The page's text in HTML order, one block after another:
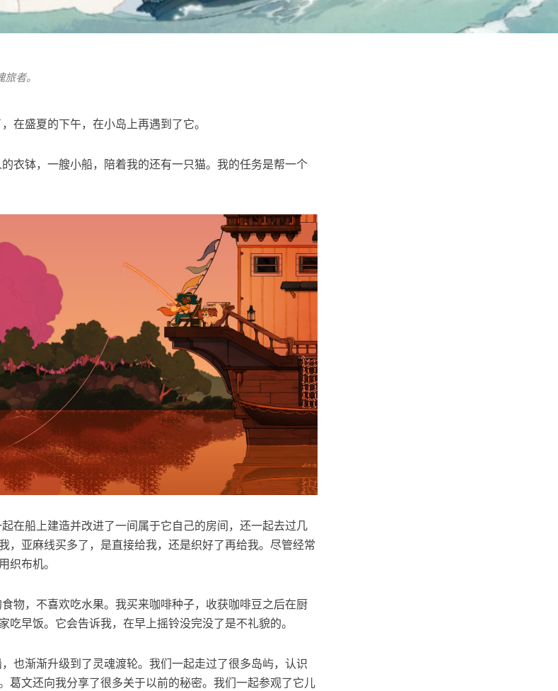
者。
在盛夏的下午，在小岛上再遇到了它。
衣钵，一艘小船，陪着我的还有一只猫。我的任务是帮一个
在船上建造并改进了一间属于它自己的房间，还一起去过几
，亚麻线买多了，是直接给我，还是织好了再给我。尽管经常
织布机。
物，不喜欢吃水果。我买来咖啡种子，收获咖啡豆之后在厨
吃早饭。它会告诉我，在早上摇铃没完没了是不礼貌的。
也渐渐升级到了灵魂渡轮。我们一起走过了很多岛屿，认识
葛文还向我分享了很多关于以前的秘密。我们一起参观了它儿